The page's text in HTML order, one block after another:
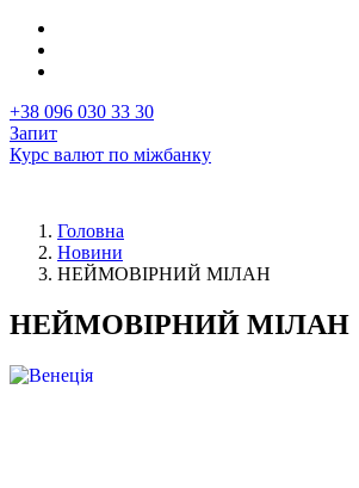
+38 096 030 33 30
Запит
Курс валют по міжбанку
Рядок
Головна
Новини
НЕЙМОВІРНИЙ МІЛАН
НЕЙМОВІРНИЙ МІЛАН
Перша
Image